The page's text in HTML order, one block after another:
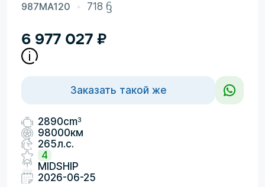
987MA120 718 ᦌ
6 977 027 ₽
Заказать такой же
2890cm3
98000км
265л.с.
4
MIDSHIP
2026-06-25